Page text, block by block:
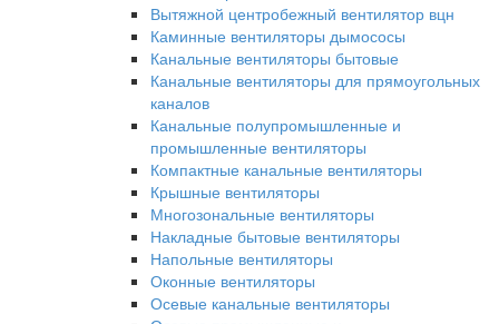
Вытяжной центробежный вентилятор вцн
Каминные вентиляторы дымососы
Канальные вентиляторы бытовые
Канальные вентиляторы для прямоугольных
каналов
Канальные полупромышленные и
промышленные вентиляторы
Компактные канальные вентиляторы
Крышные вентиляторы
Многозональные вентиляторы
Накладные бытовые вентиляторы
Напольные вентиляторы
Оконные вентиляторы
Осевые канальные вентиляторы